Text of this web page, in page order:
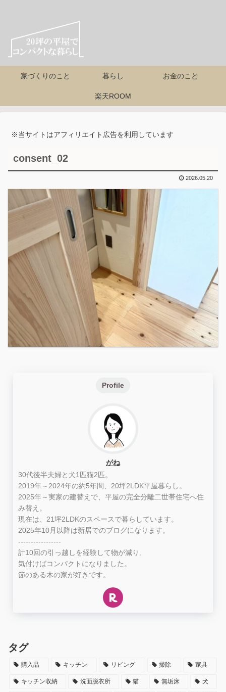
家づくりのこと 暮らし お金のこと
楽天ROOM
※当サイトはアフィリエイト広告を利用しています
consent_02
2026.05.20
Profile
がね
30代後半夫婦と犬1匹猫2匹。
2019年～2024年の約5年間、20坪2LDK平屋暮らし。
2025年～実家の建替えで、平屋の完全分離二世帯住宅へ住
み替え。
現在は、21坪2LDKのスペースで暮らしています。
2025年10月以降は新居でのブログになります。
-----------------
計10回の引っ越しを経験して物が減り、
気付けばコンパクトになりました。
節のある木の家が好きです。
タグ
購入品 キッチン リビング 掃除 家具
キッチン収納 洗面脱衣所 猫 無垢床 犬